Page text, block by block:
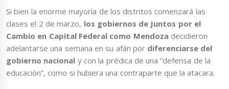
Si bien la enorme mayoría de los distritos comenzará las
clases el 2 de marzo, los gobiernos de Juntos por el
Cambio en Capital Federal como Mendozadecidieron
adelantarse una semana en su afán por diferenciarse del
gobierno nacional y con la prédica de una “defensa de la
educación”, como si hubiera una contraparte que la atacara.